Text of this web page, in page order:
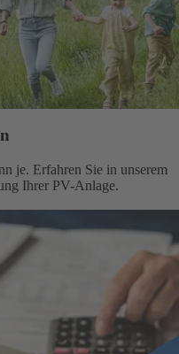
je. Erfahren Sie in unserem
Ihrer PV-Anlage.